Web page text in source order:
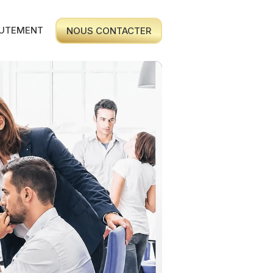
NOUS CONTACTER